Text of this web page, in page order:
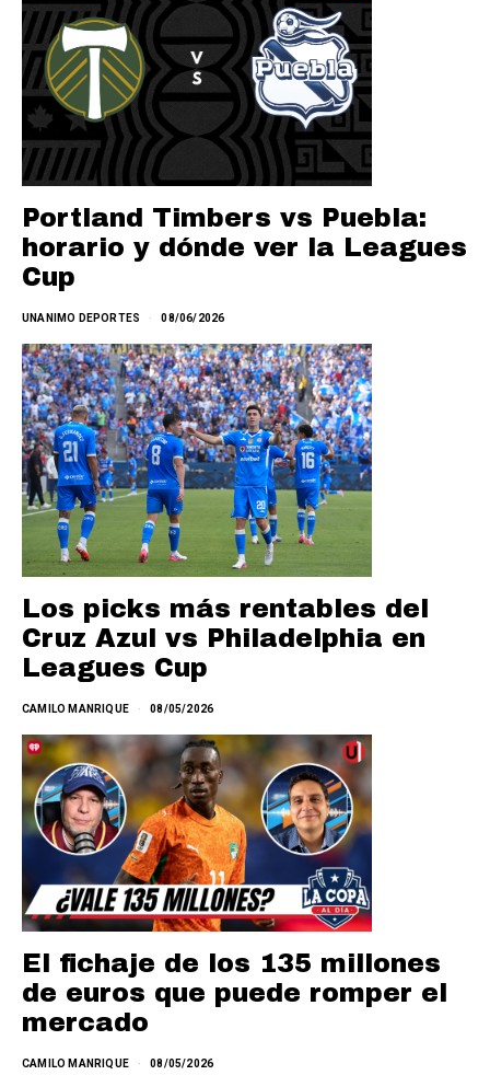
Portland Timbers vs Puebla:
horario y dónde ver la Leagues
Cup
UNANIMO DEPORTES 08/06/2026
Los picks más rentables del
Cruz Azul vs Philadelphia en
Leagues Cup
CAMILO MANRIQUE 08/05/2026
El fichaje de los 135 millones
de euros que puede romper el
mercado
CAMILO MANRIQUE 08/05/2026